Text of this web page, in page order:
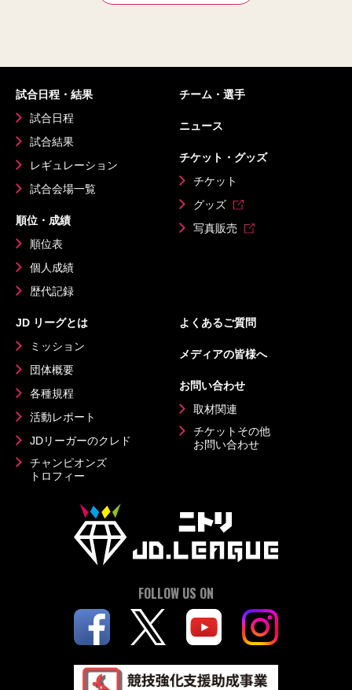
試合日程・結果
試合日程
試合結果
レギュレーション
試合会場一覧
順位・成績
順位表
個人成績
歴代記録
チーム・選手
ニュース
チケット・グッズ
チケット
グッズ
写真販売
JD リーグとは
ミッション
団体概要
各種規程
活動レポート
JDリーガーのクレド
チャンピオンズ
トロフィー
よくあるご質問
メディアの皆様へ
お問い合わせ
取材関連
チケットその他
お問い合わせ
FOLLOW US ON